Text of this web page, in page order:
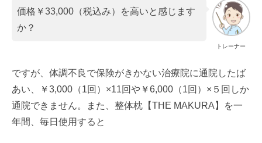
トレーナー
価格￥33,000（税込み）を高いと感じます
か？
ですが、体調不良で保険がきかない治療院に通院したば
あい、￥3,000（1回）×11回や￥6,000（1回）×５回しか
通院できません。また、整体枕【THE MAKURA】を一
年間、毎日使用すると